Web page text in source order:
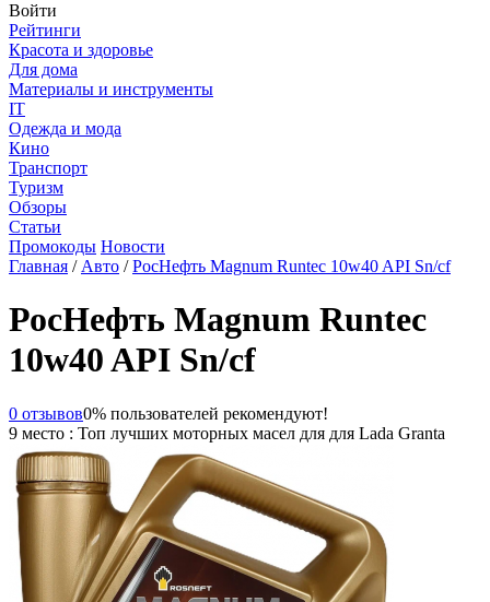
Войти
Рейтинги
Красота и здоровье
Для дома
Материалы и инструменты
IT
Одежда и мода
Кино
Транспорт
Туризм
Обзоры
Статьи
Промокоды Новости
Главная / Авто /РосНефть Magnum Runtec 10w40 API Sn/cf
РосНефть Magnum Runtec
10w40 API Sn/cf
0 отзывов0% пользователей рекомендуют!
9 место : Топ лучших моторных масел для для Lada Granta